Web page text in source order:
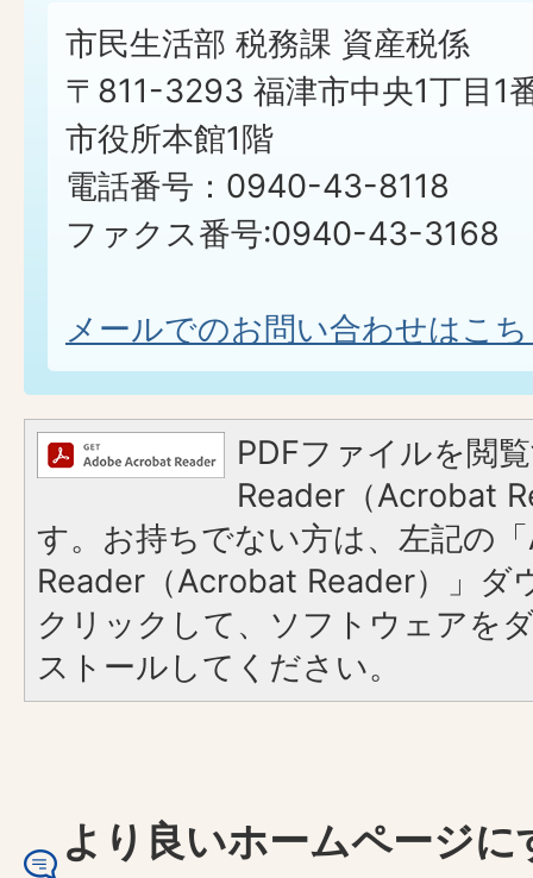
市民生活部 税務課 資産税係
〒811-3293 福津市中央1丁目1
市役所本館1階
電話番号：0940-43-8118
ファクス番号:0940-43-3168
メールでのお問い合わせはこ
PDFファイルを閲
Reader（Acrobat
す。お持ちでない方は、左記の
Reader（Acrobat Reader）」ダ
クリックして、ソフトウェアを
ストールしてください。
より良いホームページ